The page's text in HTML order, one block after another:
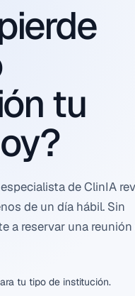
tu
de ClinIA
de un día hábil. Sin
a reservar una reunión
tu tipo de institución.